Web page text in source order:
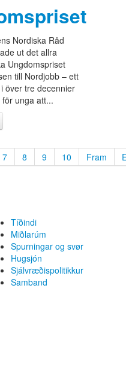
Nordiska Råd
ut det allra
Ungdomspriset
till Nordjobb – ett
över tre decennier
unga att...
7 8 9 10 Fram
Tíðindi
Miðlarúm
Spurningar og svør
Hugsjón
Sjálvræðispolitikkur
Samband